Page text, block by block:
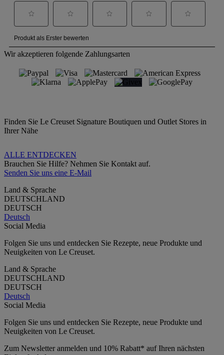
Wir akzeptieren folgende Zahlungsarten
Finden Sie Le Creuset Signature Boutiquen und Outlet Stores in
Ihrer Nähe
ALLE ENTDECKEN
Brauchen Sie Hilfe? Nehmen Sie Kontakt auf.
Senden Sie uns eine E-Mail
Land & Sprache
DEUTSCHLAND
DEUTSCH
Deutsch
Social Media
Folgen Sie uns und entdecken Sie Rezepte, neue Produkte und
Neuigkeiten von Le Creuset.
Land & Sprache
DEUTSCHLAND
DEUTSCH
Deutsch
Social Media
Folgen Sie uns und entdecken Sie Rezepte, neue Produkte und
Neuigkeiten von Le Creuset.
Zum Newsletter anmelden und 10% Rabatt* auf Ihren nächsten